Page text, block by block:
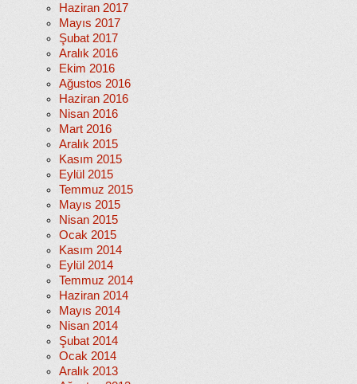
Haziran 2017
Mayıs 2017
Şubat 2017
Aralık 2016
Ekim 2016
Ağustos 2016
Haziran 2016
Nisan 2016
Mart 2016
Aralık 2015
Kasım 2015
Eylül 2015
Temmuz 2015
Mayıs 2015
Nisan 2015
Ocak 2015
Kasım 2014
Eylül 2014
Temmuz 2014
Haziran 2014
Mayıs 2014
Nisan 2014
Şubat 2014
Ocak 2014
Aralık 2013